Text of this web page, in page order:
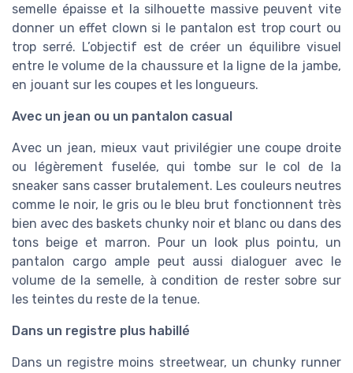
semelle épaisse et la silhouette massive peuvent vite
donner un effet clown si le pantalon est trop court ou
trop serré. L’objectif est de créer un équilibre visuel
entre le volume de la chaussure et la ligne de la jambe,
en jouant sur les coupes et les longueurs.
Avec un jean ou un pantalon casual
Avec un jean, mieux vaut privilégier une coupe droite
ou légèrement fuselée, qui tombe sur le col de la
sneaker sans casser brutalement. Les couleurs neutres
comme le noir, le gris ou le bleu brut fonctionnent très
bien avec des baskets chunky noir et blanc ou dans des
tons beige et marron. Pour un look plus pointu, un
pantalon cargo ample peut aussi dialoguer avec le
volume de la semelle, à condition de rester sobre sur
les teintes du reste de la tenue.
Dans un registre plus habillé
Dans un registre moins streetwear, un chunky runner